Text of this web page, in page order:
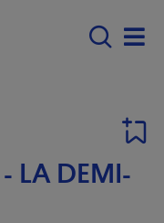
-
LA DEMI-